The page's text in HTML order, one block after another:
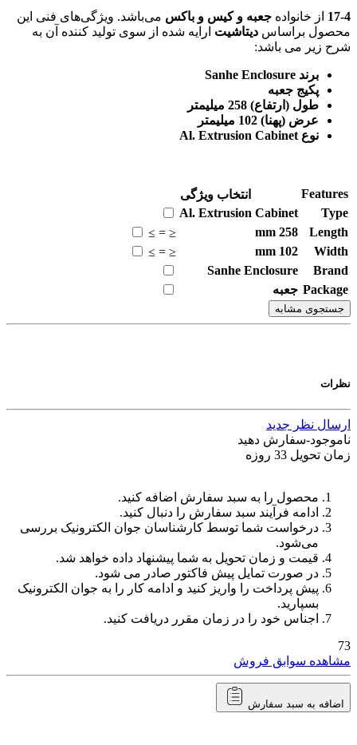
17-4 از خانواده جعبه و کیس و باکس می‌باشد. ویژگی‌های فنی این
محصول براساس دیتاشیت ارایه شده از سوی تولید کننده آن به
شرح زیر می باشد:
برند Sanhe Enclosure
پکیج جعبه
طول (ارتفاع) 258 میلیمتر
عرض (پهنا) 102 میلیمتر
نوع Al. Extrusion Cabinet
Features
انتخاب ویژگی
Type
Al. Extrusion Cabinet
Length
258
mm
≤
=
≥
Width
102
mm
≤
=
≥
Brand
Sanhe Enclosure
Package جعبه
جستجوی مشابه
نظرات
ارسال نظر جدید
ناموجود-سفارش دهید
زمان تحویل 33 روزه
محصول را به سبد سفارش اضافه کنید.
ادامه فرآیند سبد سفارش را دنبال کنید.
درخواست شما توسط کارشناسان جوان الکترونیک بررسی
می‌شود.
قیمت و زمان تحویل به شما پیشنهاد داده خواهد شد.
در صورت تمایل پیش فاکتور صادر می شود.
پیش پرداخت را واریز کنید و ادامه کار را به جوان الکترونیک
بسپارید.
اجناس خود را در زمان مقرر دریافت کنید.
73
مشاهده سوابق فروش
اضافه به سبد سفارش